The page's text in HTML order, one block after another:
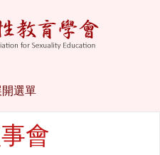
選單
會